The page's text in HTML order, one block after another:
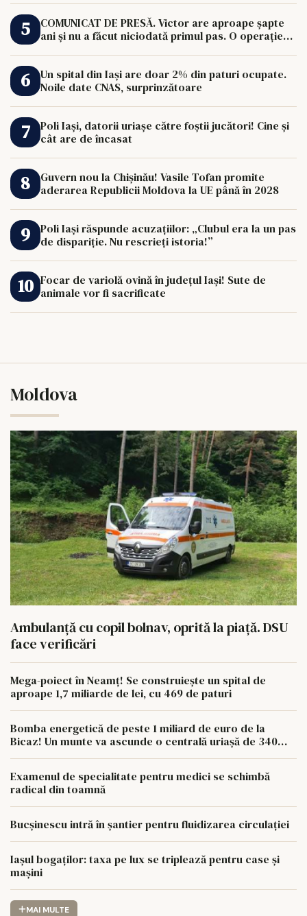
COMUNICAT DE PRESĂ. Victor are aproape șapte
ani și nu a făcut niciodată primul pas. O operație
Un spital din Iași are doar 2% din paturi ocupate.
Noile date CNAS, surprinzătoare
Poli Iași, datorii uriașe către foștii jucători! Cine și
cât are de încasat
Guvern nou la Chișinău! Vasile Tofan promite
aderarea Republicii Moldova la UE până în 2028
Poli Iași răspunde acuzațiilor: „Clubul era la un pas
de dispariție. Nu rescrieți istoria!”
Focar de variolă ovină în județul Iași! Sute de
animale vor fi sacrificate
Moldova
Ambulanță cu copil bolnav, oprită la piață. DSU
face verificări
Mega-poiect în Neamț! Se construiește un spital de
aproape 1,7 miliarde de lei, cu 469 de paturi
Bomba energetică de peste 1 miliard de euro de la
Bicaz! Un munte va ascunde o centrală uriașă de 340
Examenul de specialitate pentru medici se schimbă
radical din toamnă
Bucșinescu intră în șantier pentru fluidizarea circulației
Iașul bogaților: taxa pe lux se triplează pentru case și
mașini
MAI MULTE